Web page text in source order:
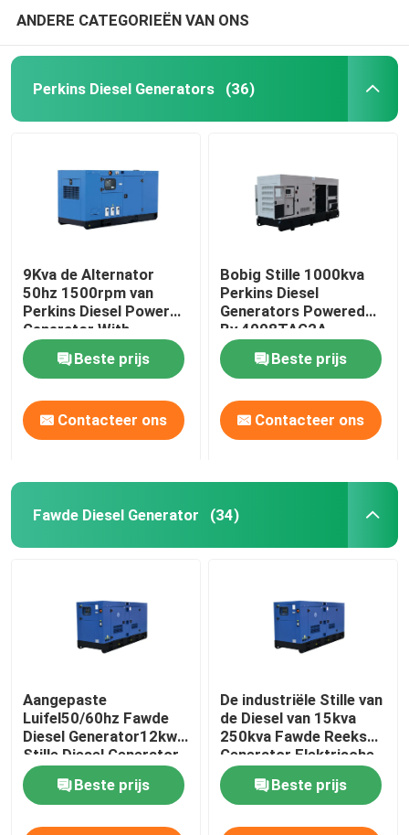
ANDERE CATEGORIEËN VAN ONS
Perkins Diesel Generators (36)
9Kva de Alternator
50hz 1500rpm van
Perkins Diesel Power
Generator With
Stamford
Beste prijs
Contacteer ons
Bobig Stille 1000kva
Perkins Diesel
Generators Powered
By 4008TAG2A
Beste prijs
Contacteer ons
Fawde Diesel Generator (34)
Aangepaste
Luifel50/60hz Fawde
Diesel Generator12kw
Stille Diesel Generator
Beste prijs
De industriële Stille van
de Diesel van 15kva
250kva Fawde Reeks
Generator Elektrische
Generator
Beste prijs